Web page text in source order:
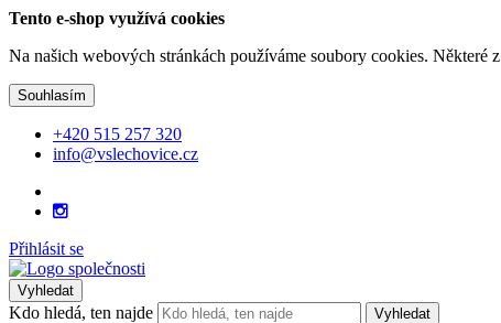
Tento e-shop využívá cookies
Na našich webových stránkách používáme soubory cookies. Některé
Souhlasím
+420 515 257 320
info@vslechovice.cz
Přihlásit se
Vyhledat
Kdo hledá, ten najde Vyhledat